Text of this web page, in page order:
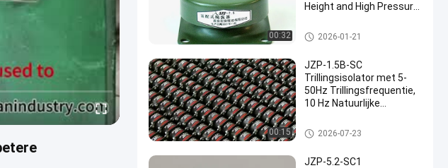
00:32
Height and High Pressure
Isolation
rubberschokbreker
2026-01-21
00:15
JZP-1.5B-SC
Trillingsisolator met 5-
50Hz Trillingsfrequentie,
10 Hz Natuurlijke
Maximaal
Draagvermogen
rubberschokbreker
2026-07-23
JZP-5.2-SC1